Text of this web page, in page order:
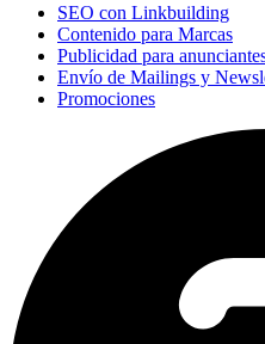
SEO con Linkbuilding
Contenido para Marcas
Publicidad para
Envío de Mailings y
Promociones